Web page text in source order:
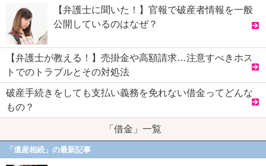
【弁護士に聞いた！】官報で破産者情報を一般
公開しているのはなぜ？
【弁護士が教える！】売掛金や高額請求…注意すべきホス
トでのトラブルとその対処法
破産手続きをしても支払い義務を免れない借金ってどんな
もの？
「借金」一覧
「遺産相続」の最新記事